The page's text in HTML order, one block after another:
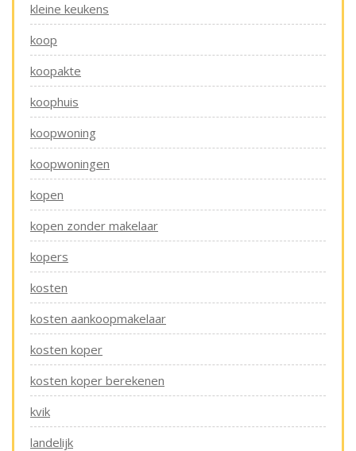
kleine keukens
koop
koopakte
koophuis
koopwoning
koopwoningen
kopen
kopen zonder makelaar
kopers
kosten
kosten aankoopmakelaar
kosten koper
kosten koper berekenen
kvik
landelijk